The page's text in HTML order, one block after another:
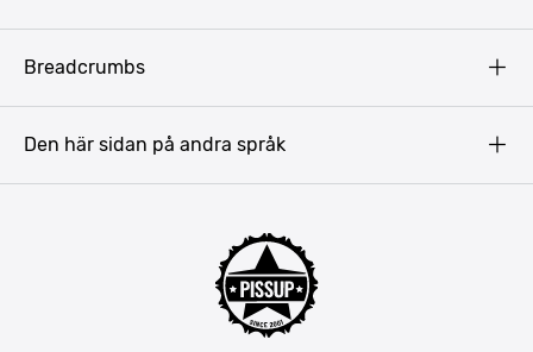
Breadcrumbs
Den här sidan på andra språk